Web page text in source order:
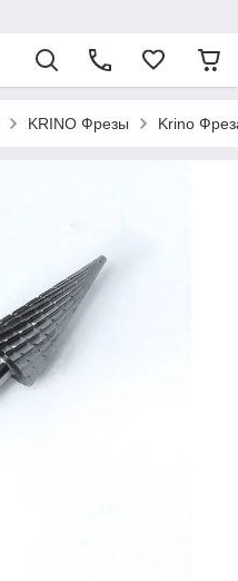
KRINO Фрезы Krino